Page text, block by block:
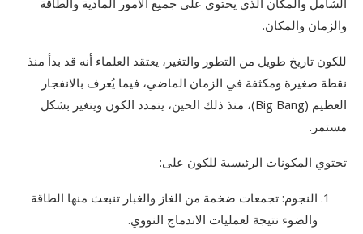
الشامل والمكان الذي يحتوي على جميع الأمور المادية والطاقة
والزمان والمكان.
للكون تاريخ طويل من التطور والتغير، يعتقد العلماء أنه قد بدأ منذ
نقطة صغيرة ومكثفة في الزمان الماضي، فيما يُعرف بالانفجار
العظيم (Big Bang)، منذ ذلك الحين، يتمدد الكون ويتغير بشكل
مستمر.
تحتوي المكونات الرئيسية للكون على:
النجوم: تجمعات ضخمة من الغاز والغبار تنبعث منها الطاقة
والضوء نتيجة لعمليات الاندماج النووي.